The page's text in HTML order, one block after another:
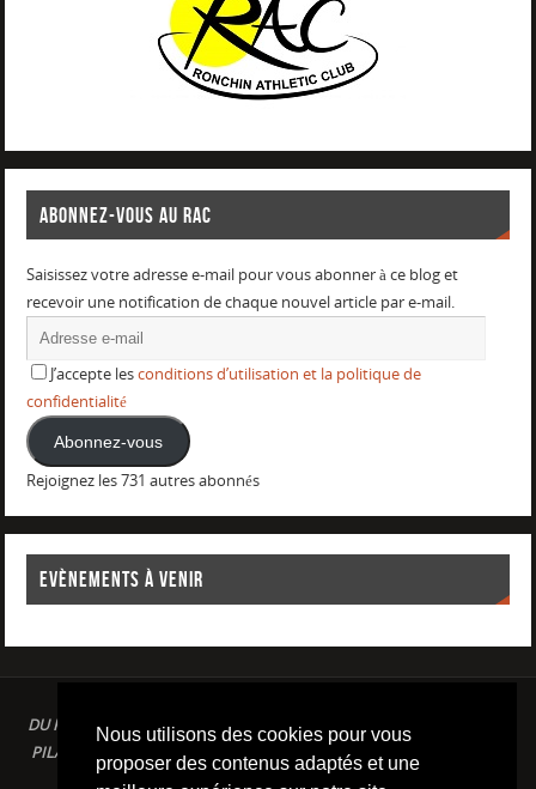
Nous utilisons des cookies pour vous
proposer des contenus adaptés et une
ABONNEZ-VOUS AU RAC
Saisissez votre adresse e-mail pour vous abonner à ce blog et
recevoir une notification de chaque nouvel article par e-mail.
J’accepte lesconditions d’utilisation et la politique de
confidentialité
Abonnez-vous
Rejoignez les 731 autres abonnés
EVÈNEMENTS À VENIR
DU PLAISIR DANS LE SPORT LOISIR A LA COMPETITION : AQUAGYM /
PILATES / STRETCHING / COURSE A PIED / NATATION / TRIATHLON /
TRAILS / YOGA/ RENFORCEMENT MUSCULAIRE